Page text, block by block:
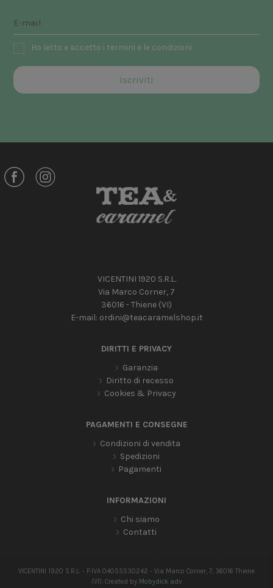
Ho letto e accetto i termini e le condizioni
VICENTINI 1920 S.R.L.
Via Marco Corner, 7
36016 - Thiene (VI)
E-mail: ordini@teacaramelshop.it
DIRITTI E PRIVACY
Garanzia
Diritto di recesso
Cookies & Privacy
PAGAMENTI E CONSEGNE
Condizioni di vendita
Spedizioni
Pagamenti
INFORMAZIONI
Chi siamo
Contatti
VICENTINI 1920 S.R.L. - P.IVA 04055530242 - Via Marco Corner, 7, 36016 Thiene
(VI). Created by Mobydick adv